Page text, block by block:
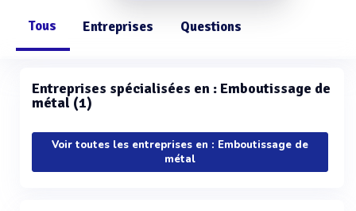
Tous Entreprises Questions
Entreprises spécialisées en : Emboutissage de
métal (1)
Voir toutes les entreprises en : Emboutissage de
métal